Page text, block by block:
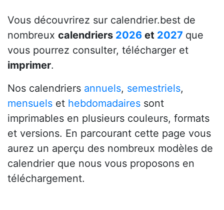
Vous découvrirez sur calendrier.best de
nombreux calendriers 2026 et 2027 que
vous pourrez consulter, télécharger et
imprimer.
Nos calendriers annuels, semestriels,
mensuels et hebdomadaires sont
imprimables en plusieurs couleurs, formats
et versions. En parcourant cette page vous
aurez un aperçu des nombreux modèles de
calendrier que nous vous proposons en
téléchargement.